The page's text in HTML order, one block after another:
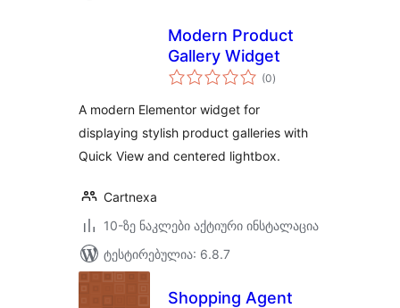
Modern Product
Gallery Widget
(0საერთო
რეიტინგი
)
A modern Elementor widget for
displaying stylish product galleries with
Quick View and centered lightbox.
Cartnexa
10-ზე ნაკლები აქტიური ინსტალაცია
ტესტირებულია: 6.8.7
Shopping Agent